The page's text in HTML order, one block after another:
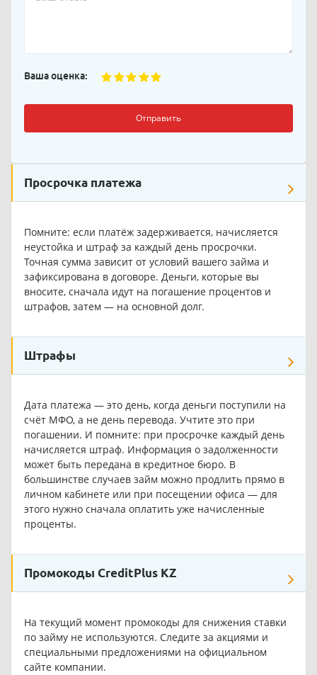
Ваша оценка:
Отправить
Просрочка платежа
Помните: если платёж задерживается, начисляется
неустойка и штраф за каждый день просрочки.
Точная сумма зависит от условий вашего займа и
зафиксирована в договоре. Деньги, которые вы
вносите, сначала идут на погашение процентов и
штрафов, затем — на основной долг.
Штрафы
Дата платежа — это день, когда деньги поступили на
счёт МФО, а не день перевода. Учтите это при
погашении. И помните: при просрочке каждый день
начисляется штраф. Информация о задолженности
может быть передана в кредитное бюро. В
большинстве случаев займ можно продлить прямо в
личном кабинете или при посещении офиса — для
этого нужно сначала оплатить уже начисленные
проценты.
Промокоды CreditPlus KZ
На текущий момент промокоды для снижения ставки
по займу не используются. Следите за акциями и
специальными предложениями на официальном
сайте компании.